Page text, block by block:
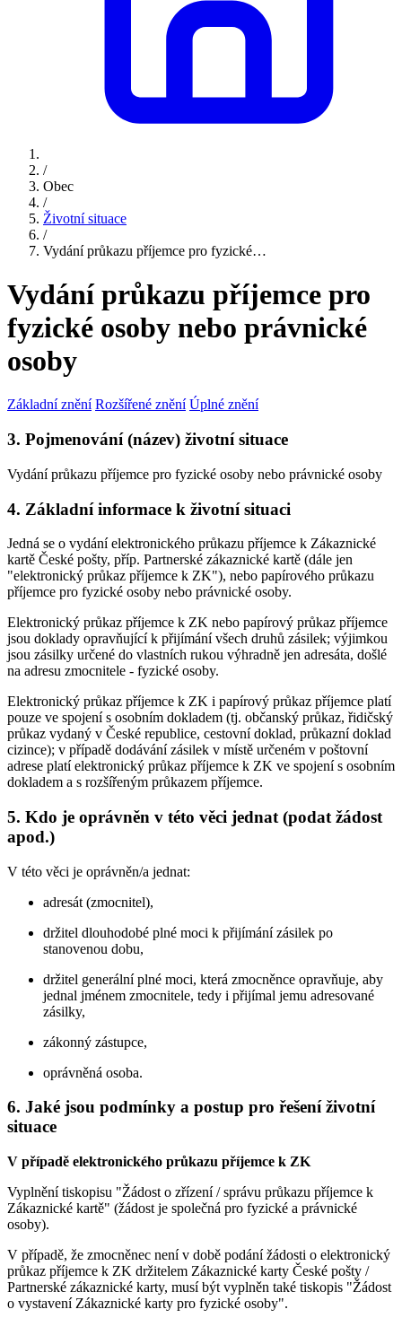
/
Obec
/
Životní situace
/
Vydání průkazu příjemce pro fyzické…
Vydání průkazu příjemce pro
fyzické osoby nebo právnické
osoby
Základní znění Rozšířené znění Úplné znění
3. Pojmenování (název) životní situace
Vydání průkazu příjemce pro fyzické osoby nebo právnické osoby
4. Základní informace k životní situaci
Jedná se o vydání elektronického průkazu příjemce k Zákaznické
kartě České pošty, příp. Partnerské zákaznické kartě (dále jen
"elektronický průkaz příjemce k ZK"), nebo papírového průkazu
příjemce pro fyzické osoby nebo právnické osoby.
Elektronický průkaz příjemce k ZK nebo papírový průkaz příjemce
jsou doklady opravňující k přijímání všech druhů zásilek; výjimkou
jsou zásilky určené do vlastních rukou výhradně jen adresáta, došlé
na adresu zmocnitele - fyzické osoby.
Elektronický průkaz příjemce k ZK i papírový průkaz příjemce platí
pouze ve spojení s osobním dokladem (tj. občanský průkaz, řidičský
průkaz vydaný v České republice, cestovní doklad, průkazní doklad
cizince); v případě dodávání zásilek v místě určeném v poštovní
adrese platí elektronický průkaz příjemce k ZK ve spojení s osobním
dokladem a s rozšířeným průkazem příjemce.
5. Kdo je oprávněn v této věci jednat (podat žádost
apod.)
V této věci je oprávněn/a jednat:
adresát (zmocnitel),
držitel dlouhodobé plné moci k přijímání zásilek po
stanovenou dobu,
držitel generální plné moci, která zmocněnce opravňuje, aby
jednal jménem zmocnitele, tedy i přijímal jemu adresované
zásilky,
zákonný zástupce,
oprávněná osoba.
6. Jaké jsou podmínky a postup pro řešení životní
situace
V případě elektronického průkazu příjemce k ZK
Vyplnění tiskopisu "Žádost o zřízení / správu průkazu příjemce k
Zákaznické kartě" (žádost je společná pro fyzické a právnické
osoby).
V případě, že zmocněnec není v době podání žádosti o elektronický
průkaz příjemce k ZK držitelem Zákaznické karty České pošty /
Partnerské zákaznické karty, musí být vyplněn také tiskopis "Žádost
o vystavení Zákaznické karty pro fyzické osoby".